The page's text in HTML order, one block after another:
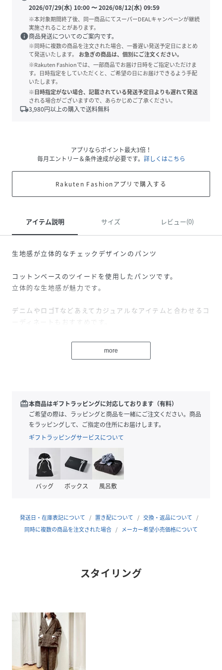
2026/07/29(水) 10:00〜2026/08/12(水) 09:59
※本対象期間終了後、同一商品にてスーパーDEALキャンペーンが継続
実施されることがあります。
info商品発送についてのご案内です。
※同時に複数の商品を注文された場合、一番遅い発送予定日にまとめ
て発送いたします。
お急ぎの商品は、個別にご注文ください。
※Rakuten Fashionでは、一部商品でお届け日時をご指定いただけま
す。日時指定をしていただくと、ご希望の日にお届けできるよう手配
いたします。
※日時指定がない場合、記載されている発送予定日よりも遅れて発送
される場合がございますので、あらかじめご了承ください。
local_shipping3,980円以上の購入で送料無料
アプリならポイント最大3倍！
毎月エントリー＆条件達成が必要です。 詳しくはこちら
Rakuten Fashionアプリで購入する
アイテム説明 サイズ レビュー(0)
生地感が立体的なチェックデザインのパンツ
コットンベースのツイードを使用したパンツです。
立体的な生地感が魅力です。
デニムやロゴTなどあえてカジュアルなアイテムと合わせるコ
ーディネートもおすすめです。
デザインはシンプルなスラックスです。
後ろ側にゴムを入れています。
素材 綿 63%, ポリエステル 37%
サイズ F
PX0044_R4370
(R4370-404-1 PX0044
more
redeem本商品はギフトラッピングに対応しております（有料）
ご希望の際は、ラッピングと商品を一緒にご注文ください。商品
をラッピングして、ご指定の住所にお届けします。
ギフトラッピングサービスについて
バッグ ボックス 風呂敷
発送日・在庫表記について 置き配について
交換・返品について
同時に複数の商品を注文された場合
メーカー希望小売価格について
スタイリング